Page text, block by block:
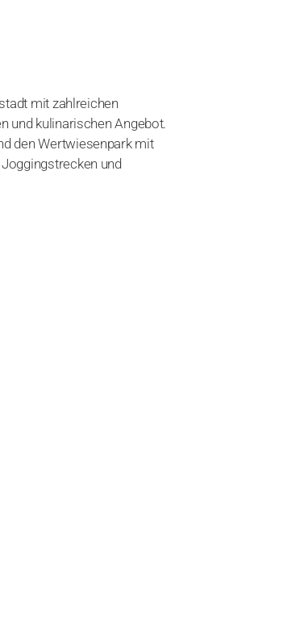
mit zahlreichen
und kulinarischen Angebot.
den Wertwiesenpark mit
und